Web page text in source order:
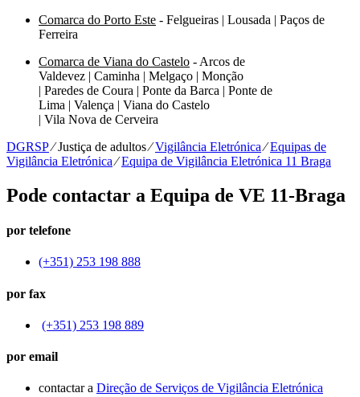
Comarca do Porto Este - Felgueiras | Lousada | Paços de
Ferreira
Comarca de Viana do Castelo - Arcos de
Valdevez | Caminha | Melgaço | Monção
| Paredes de Coura | Ponte da Barca | Ponte de
Lima | Valença | Viana do Castelo
| Vila Nova de Cerveira
DGRSP⁄Justiça de adultos⁄Vigilância Eletrónica⁄Equipas de
Vigilância Eletrónica⁄Equipa de Vigilância Eletrónica 11 Braga
Pode contactar a Equipa de VE 11-Braga
por telefone
(+351) 253 198 888
por fax
(+351) 253 198 889
por email
contactar a Direção de Serviços de Vigilância Eletrónica